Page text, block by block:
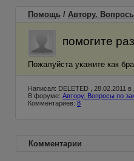
Помощь / Автору.
помогите
Пожалуйста укажите как
Написал: DELETED , 28.02.2011 в
В форуме: Автору. Вопросы по
Комментариев: 8
Комментарии